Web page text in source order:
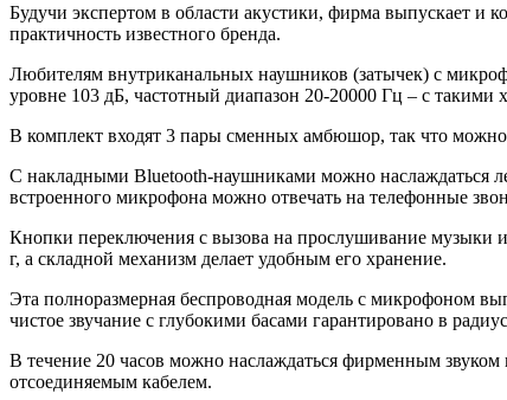
Будучи экспертом в области акустики, фирма выпускает и
практичность известного бренда.
Любителям внутриканальных наушников (затычек) с
уровне 103 дБ, частотный диапазон 20-20000 Гц – с такими
В комплект входят 3 пары сменных амбюшор, так что
С накладными Bluetooth-наушниками можно наслаждаться
встроенного микрофона можно отвечать на телефонные
Кнопки переключения с вызова на прослушивание музыки
г, а складной механизм делает удобным его хранение.
Эта полноразмерная беспроводная модель с микрофоном
чистое звучание с глубокими басами гарантировано в
В течение 20 часов можно наслаждаться фирменным
отсоединяемым кабелем.